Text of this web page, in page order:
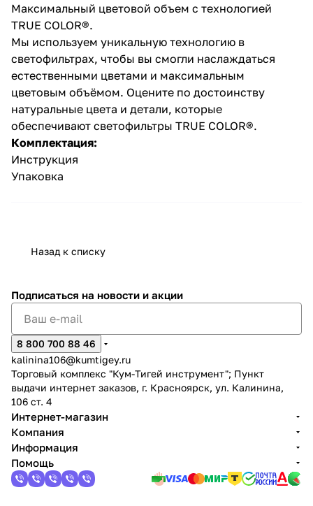
Максимальный цветовой объем с технологией
TRUE COLOR®.
Мы используем уникальную технологию в
светофильтрах, чтобы вы смогли наслаждаться
естественными цветами и максимальным
цветовым объёмом. Оцените по достоинству
натуральные цвета и детали, которые
обеспечивают светофильтры TRUE COLOR®.
Комплектация:
Инструкция
Упаковка
Назад к списку
Подписаться на новости и акции
8 800 700 88 46
kalinina106@kumtigey.ru
Торговый комплекс "Кум-Тигей инструмент"; Пункт
выдачи интернет заказов, г. Красноярск, ул. Калинина,
106 ст. 4
Интернет-магазин
Компания
Информация
Помощь